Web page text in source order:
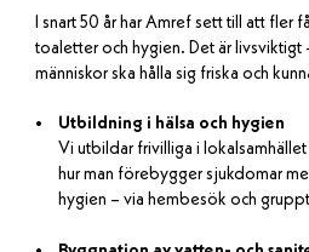
I snart 50 år har Amref sett till att fler
toaletter och hygien. Det är
människor ska hålla sig friska och
Utbildning i hälsa och hygien
Vi utbildar frivilliga i
hur man förebygger sjukdomar
hygien – via hembesök och